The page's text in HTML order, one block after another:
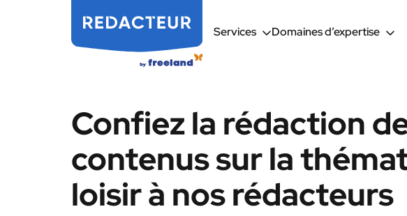
Services Domaines d’expertise
Confiez la rédaction
contenus sur la
loisir à nos rédacteurs